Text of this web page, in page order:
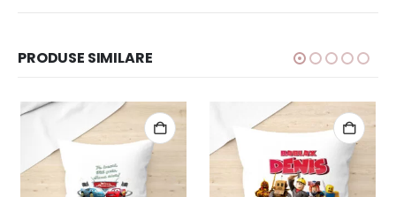
PRODUSE SIMILARE